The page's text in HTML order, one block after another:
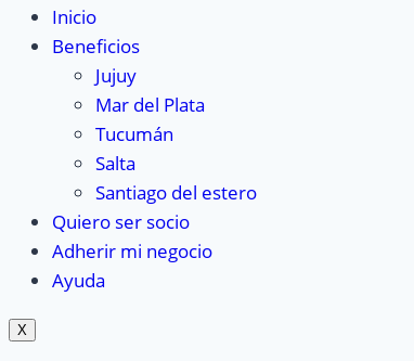
Inicio
Beneficios
Jujuy
Mar del Plata
Tucumán
Salta
Santiago del estero
Quiero ser socio
Adherir mi negocio
Ayuda
X